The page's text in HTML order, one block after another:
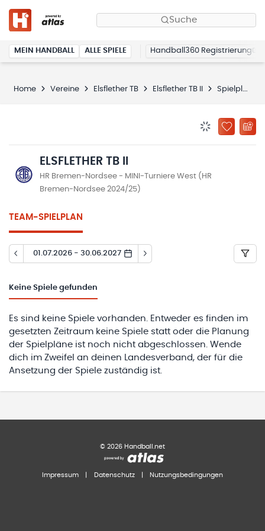
Suche
MEIN HANDBALL ALLE SPIELE Handball360 Registrierung
Home Vereine Elsflether TB Elsflether TB II Spielplan
ZU
ELSFLETHER TB II
HR Bremen-Nordsee - MINI-Turniere West (HR
Bremen-Nordsee 2024/25)
TEAM-SPIELPLAN
01.07.2026 - 30.06.2027
Keine Spiele gefunden
Es sind keine Spiele vorhanden. Entweder es finden im
gesetzten Zeitraum keine Spiele statt oder die Planung
der Spielpläne ist noch nicht abgeschlossen. Wende
dich im Zweifel an deinen Landesverband, der für die
Ansetzung der Spiele zuständig ist.
© 2026 Handball.net
Impressum Datenschutz Nutzungsbedingungen